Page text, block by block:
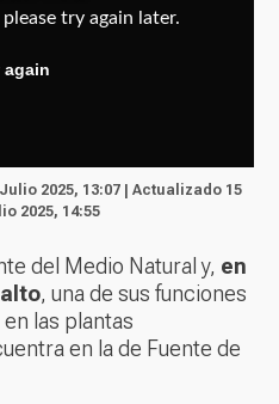
2025, 13:07 | Actualizado 15
2025, 14:55
del Medio Natural y, en
, una de sus funciones
las plantas
en la de Fuente de